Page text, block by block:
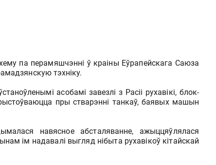
па перамяшчэнні ў краіны Еўрапейскага Саюза
тэхніку.
асобамі завезлі з Расіі рухавікі, блок-
пры стварэнні танкаў, баявых машын
навясное абсталяванне, ажыццяўлялася
ім надавалі выгляд нібыта рухавікоў кітайскай